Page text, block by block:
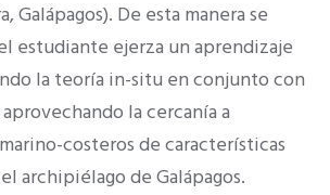
Galápagos). De esta manera se
estudiante ejerza un aprendizaje
la teoría in-situ en conjunto con
la cercanía a
costeros de características
archipiélago de Galápagos.